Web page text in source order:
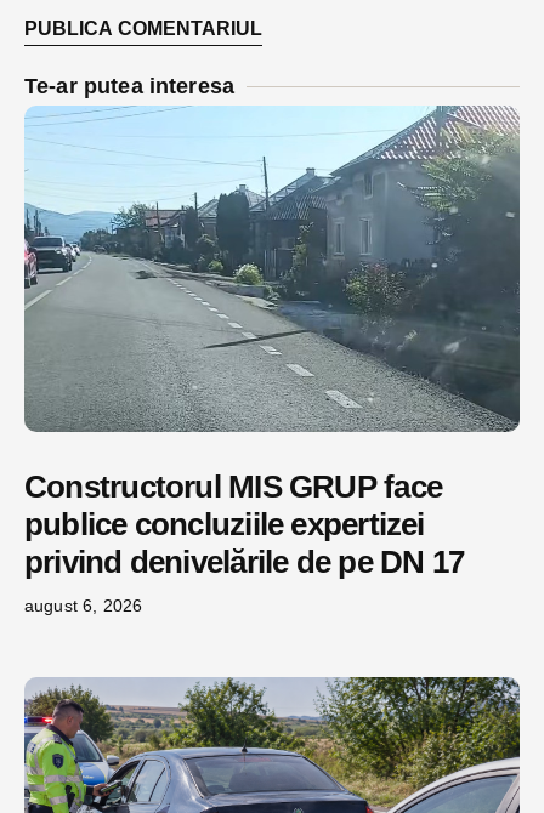
Te-ar putea interesa
Constructorul MIS GRUP face
publice concluziile expertizei
privind denivelările de pe DN 17
august 6, 2026